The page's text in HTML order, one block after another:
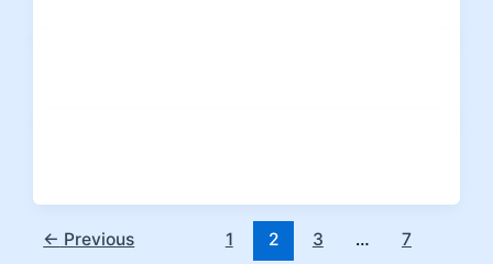
← Previous 1 2 3 …
7